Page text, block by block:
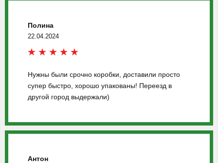
Полина
22.04.2024
Нужны были срочно коробки, доставили просто
супер быстро, хорошо упакованы! Переезд в
другой город выдержали)
Антон